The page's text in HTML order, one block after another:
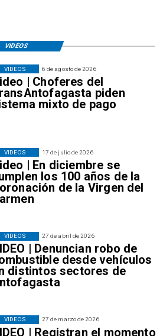
6 de agosto de 2026
| Choferes del
piden
mixto de pago
VIDEOS
17 de julio de 2026
| En diciembre se
los 100 años de la
de la Virgen del
VIDEOS
27 de abril de 2026
| Denuncian robo de
desde vehículos
distintos sectores de
VIDEOS
27 de marzo de 2026
| Registran el momento
VIDEOS
VIDEOS